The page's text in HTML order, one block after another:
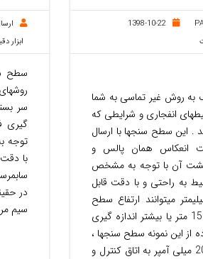
1398-10-22
به روش غیر تماسی به شما
انفجاری و شرایطی که
این سطح سنجها با ارسال
انعکاس همان پالس و
آن با توجه به مشخص
راحتی و با دقت قابل
میتوانند ارتفاع سطح
مخازن را حتی تا طولهای 15 متر یا بیشتر اندازه گیری
از این نمونه سطح سنجها ،
امکان ارسال سیگنال 4 تا 20 میلی آمپر به اتاق کنترل و
ابزار
سطح
سر
گیری
توجه
با
در
سیم